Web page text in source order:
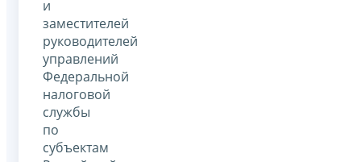
и
заместителей
руководителей
управлений
Федеральной
налоговой
службы
по
субъектам